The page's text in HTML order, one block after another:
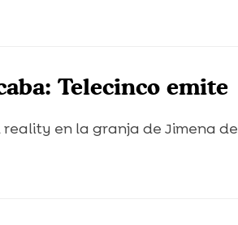
Telecinco emite
reality en la granja de Jimena de